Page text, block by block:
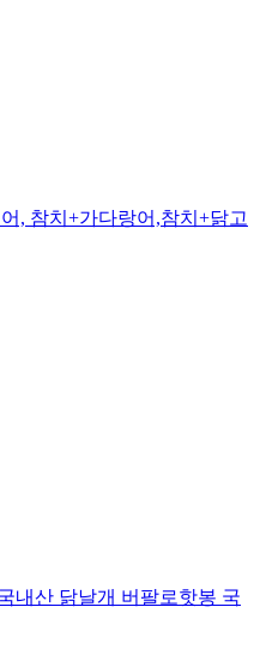
, 참치+가다랑어,참치+닭고
내산 닭날개 버팔로핫봉 국